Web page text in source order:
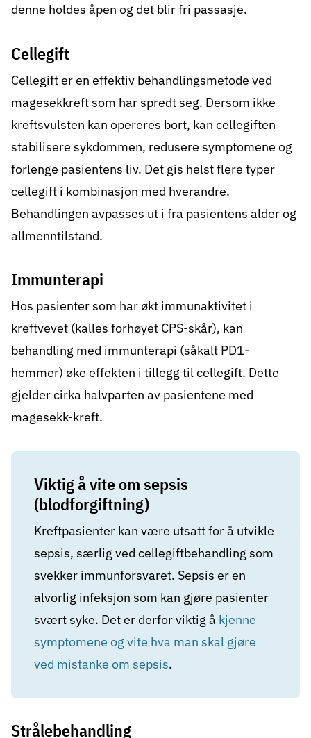
denne holdes åpen og det blir fri passasje.
Cellegift
Cellegifter en effektiv behandlingsmetode ved
magesekkreft som har spredt seg. Dersom ikke
kreftsvulsten kan opereres bort, kan cellegiften
stabilisere sykdommen, redusere symptomene og
forlenge pasientens liv. Det gis helst flere typer
cellegift i kombinasjon med hverandre.
Behandlingen avpasses ut i fra pasientens alder og
allmenntilstand.
Immunterapi
Hos pasienter som har økt immunaktivitet i
kreftvevet (kalles forhøyet CPS-skår), kan
behandling med immunterapi (såkalt PD1-
hemmer) øke effekten i tillegg til cellegift. Dette
gjelder cirka halvparten av pasientene med
magesekk-kreft.
Viktig å vite om sepsis
(blodforgiftning)
Kreftpasienter kan være utsatt for å utvikle
sepsis, særlig ved cellegiftbehandling som
svekker immunforsvaret. Sepsis er en
alvorlig infeksjon som kan gjøre pasienter
svært syke. Det er derfor viktig å kjenne
symptomene og vite hva man skal gjøre
ved mistanke om sepsis.
Strålebehandling